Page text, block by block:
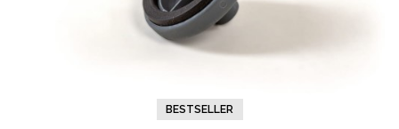
BESTSELLER